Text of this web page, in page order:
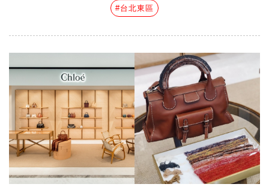
#台北東區